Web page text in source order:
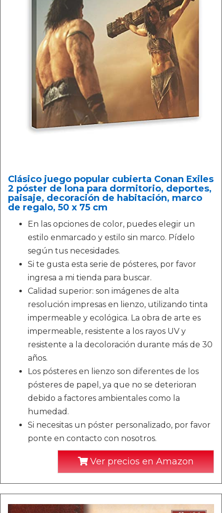
Clásico juego popular cubierta Conan Exiles
2 póster de lona para dormitorio, deportes,
paisaje, decoración de habitación, marco
de regalo, 50 x 75 cm
En las opciones de color, puedes elegir un
estilo enmarcado y estilo sin marco. Pídelo
según tus necesidades.
Si te gusta esta serie de pósteres, por favor
ingresa a mi tienda para buscar.
Calidad superior: son imágenes de alta
resolución impresas en lienzo, utilizando tinta
impermeable y ecológica. La obra de arte es
impermeable, resistente a los rayos UV y
resistente a la decoloración durante más de 30
años.
Los pósteres en lienzo son diferentes de los
pósteres de papel, ya que no se deterioran
debido a factores ambientales como la
humedad.
Si necesitas un póster personalizado, por favor
ponte en contacto con nosotros.
Ver precios en Amazon